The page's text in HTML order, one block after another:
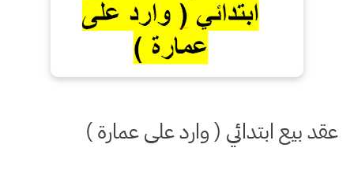
عقد بيع ابتدائي ( وارد على عمارة )